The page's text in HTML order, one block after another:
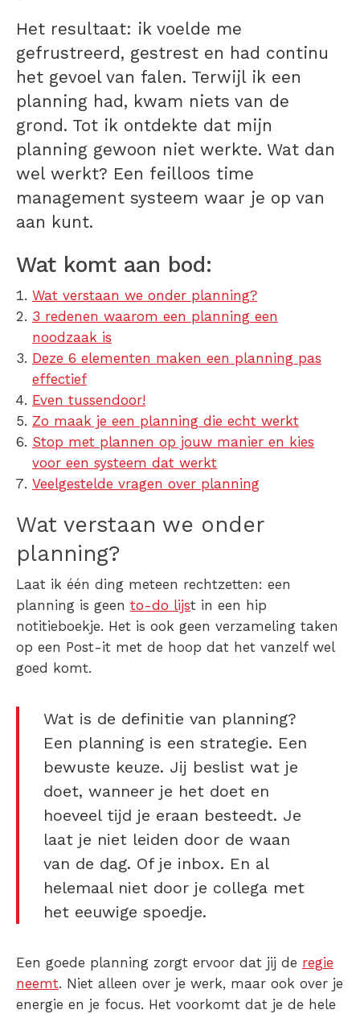
Het resultaat: ik voelde me
gefrustreerd, gestrest en had continu
het gevoel van falen. Terwijl ik een
planning had, kwam niets van de
grond. Tot ik ontdekte dat mijn
planning gewoon niet werkte. Wat dan
wel werkt? Een feilloos time
management systeem waar je op van
aan kunt.
Wat komt aan bod:
Wat verstaan we onder planning?
3 redenen waarom een planning een
noodzaak is
Deze 6 elementen maken een planning pas
effectief
Even tussendoor!
Zo maak je een planning die echt werkt
Stop met plannen op jouw manier en kies
voor een systeem dat werkt
Veelgestelde vragen over planning
Wat verstaan we onder
planning?
Laat ik één ding meteen rechtzetten: een
planning is geen to-do lijst in een hip
notitieboekje. Het is ook geen verzameling taken
op een Post-it met de hoop dat het vanzelf wel
goed komt.
Wat is de definitie van planning?
Een planning is een strategie. Een
bewuste keuze. Jij beslist wat je
doet, wanneer je het doet en
hoeveel tijd je eraan besteedt. Je
laat je niet leiden door de waan
van de dag. Of je inbox. En al
helemaal niet door je collega met
het eeuwige spoedje.
Een goede planning zorgt ervoor dat jij de regie
neemt. Niet alleen over je werk, maar ook over je
energie en je focus. Het voorkomt dat je de hele